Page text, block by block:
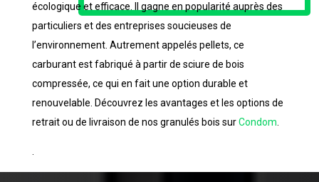
écologique et efficace. Il gagne en popularité auprès des
particuliers et des entreprises soucieuses de
l’environnement. Autrement appelés pellets, ce
carburant est fabriqué à partir de sciure de bois
compressée, ce qui en fait une option durable et
renouvelable. Découvrez les avantages et les options de
retrait ou de livraison de nos granulés bois surCondom